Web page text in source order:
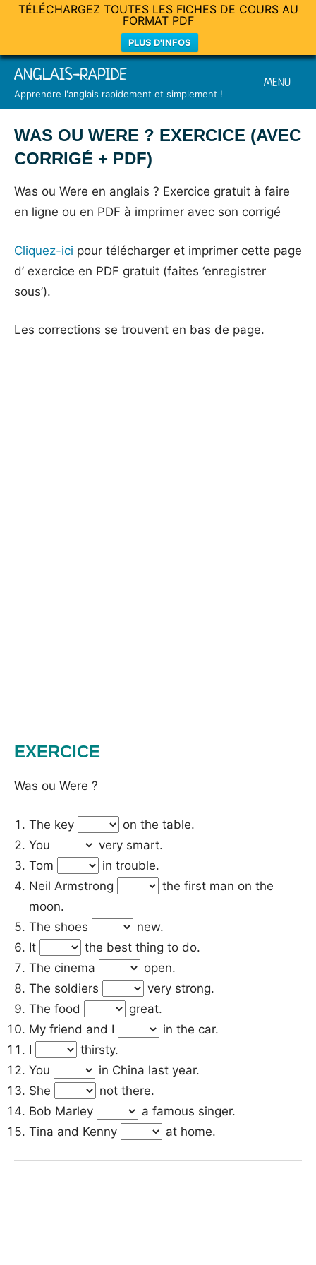
TÉLÉCHARGEZ TOUTES LES FICHES DE COURS AU
FORMAT PDF
PLUS D'INFOS
Skip
content
ANGLAIS-RAPIDE
Apprendre l'anglais rapidement et simplement !
MENU
WAS OU WERE ? EXERCICE (AVEC
CORRIGÉ + PDF)
on
19
2014
Mat
Exercices
Was ou Were en anglais ? Exercice gratuit à faire
en ligne ou en PDF à imprimer avec son corrigé
Cliquez-ici pour télécharger et imprimer cette page
d’ exercice en PDF gratuit (faites ‘enregistrer
sous’).
Les corrections se trouvent en bas de page.
EXERCICE
Was ou Were ?
The key
on the table.
You
very smart.
Tom
in trouble.
Neil Armstrong
the first man on the
moon.
The shoes
new.
It
the best thing to do.
The cinema
open.
The soldiers
very strong.
The food
great.
My friend and I
in the car.
I
thirsty.
You
in China last year.
She
not there.
Bob Marley
a famous singer.
Tina and Kenny
at home.